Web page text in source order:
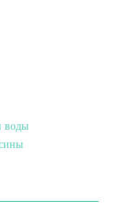
воды